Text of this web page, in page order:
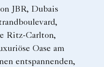
JBR, Dubais
Ritz-Carlton,
Oase am
entspannenden,